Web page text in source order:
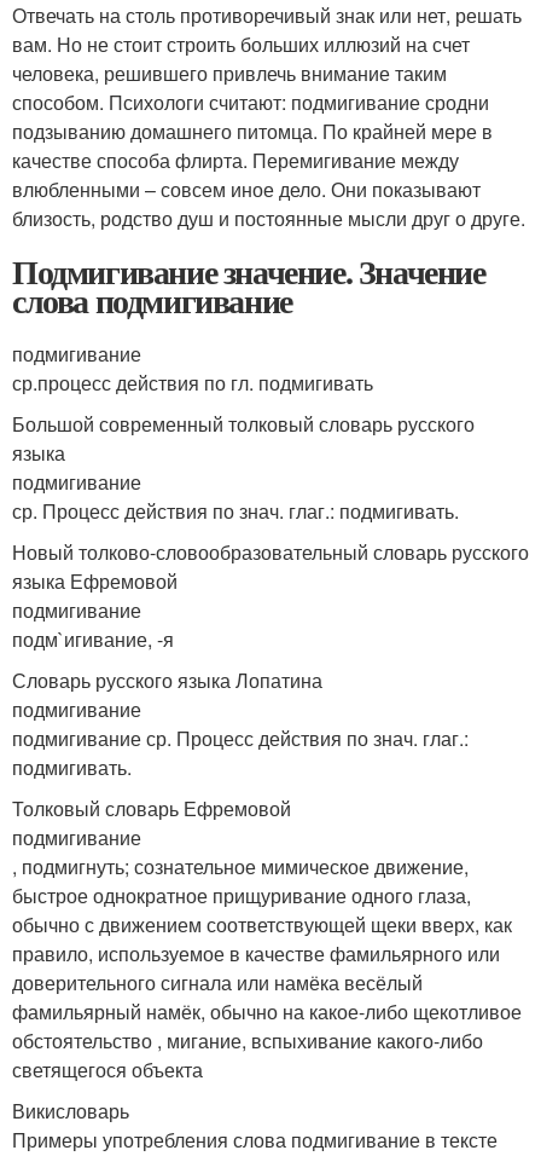
Отвечать на столь противоречивый знак или нет, решать
вам. Но не стоит строить больших иллюзий на счет
человека, решившего привлечь внимание таким
способом. Психологи считают: подмигивание сродни
подзыванию домашнего питомца. По крайней мере в
качестве способа флирта. Перемигивание между
влюбленными – совсем иное дело. Они показывают
близость, родство душ и постоянные мысли друг о друге.
Подмигивание значение. Значение
слова подмигивание
подмигивание
ср.процесс действия по гл. подмигивать
Большой современный толковый словарь русского
языка
подмигивание
ср. Процесс действия по знач. глаг.: подмигивать.
Новый толково-словообразовательный словарь русского
языка Ефремовой
подмигивание
подм`игивание, -я
Словарь русского языка Лопатина
подмигивание
подмигивание ср. Процесс действия по знач. глаг.:
подмигивать.
Толковый словарь Ефремовой
подмигивание
, подмигнуть; сознательное мимическое движение,
быстрое однократное прищуривание одного глаза,
обычно с движением соответствующей щеки вверх, как
правило, используемое в качестве фамильярного или
доверительного сигнала или намёка весёлый
фамильярный намёк, обычно на какое-либо щекотливое
обстоятельство , мигание, вспыхивание какого-либо
светящегося объекта
Викисловарь
Примеры употребления слова подмигивание в тексте